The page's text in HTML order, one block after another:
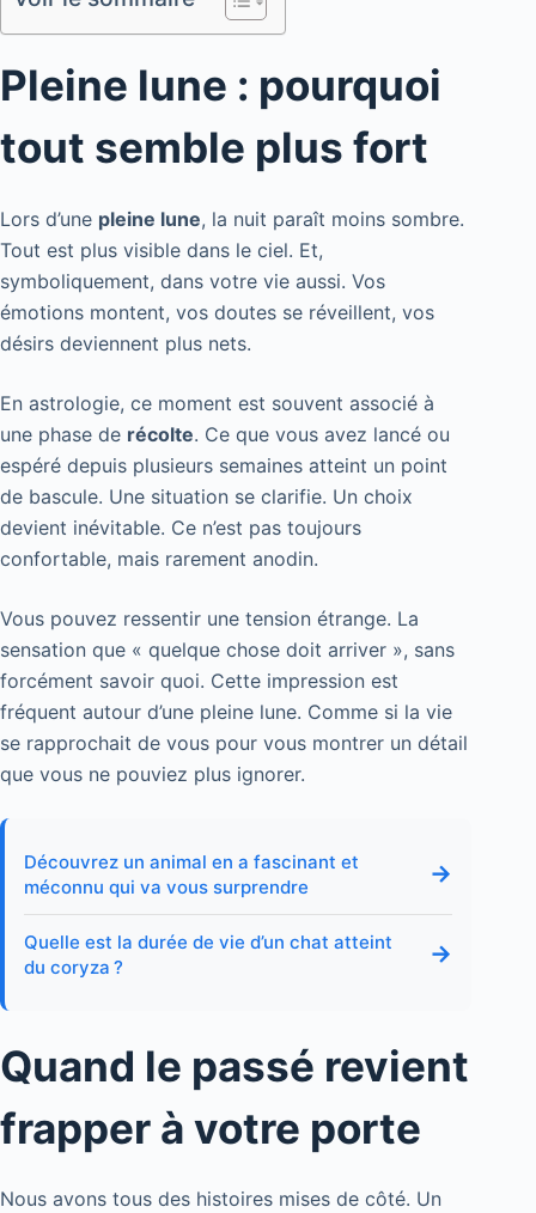
Pleine lune : pourquoi
tout semble plus fort
Lors d’une pleine lune, la nuit paraît moins sombre.
Tout est plus visible dans le ciel. Et,
symboliquement, dans votre vie aussi. Vos
émotions montent, vos doutes se réveillent, vos
désirs deviennent plus nets.
En astrologie, ce moment est souvent associé à
une phase de récolte. Ce que vous avez lancé ou
espéré depuis plusieurs semaines atteint un point
de bascule. Une situation se clarifie. Un choix
devient inévitable. Ce n’est pas toujours
confortable, mais rarement anodin.
Vous pouvez ressentir une tension étrange. La
sensation que « quelque chose doit arriver », sans
forcément savoir quoi. Cette impression est
fréquent autour d’une pleine lune. Comme si la vie
se rapprochait de vous pour vous montrer un détail
que vous ne pouviez plus ignorer.
Découvrez un animal en a fascinant et
méconnu qui va vous surprendre
→
Quelle est la durée de vie d’un chat atteint
du coryza ?
→
Quand le passé revient
frapper à votre porte
Nous avons tous des histoires mises de côté. Un